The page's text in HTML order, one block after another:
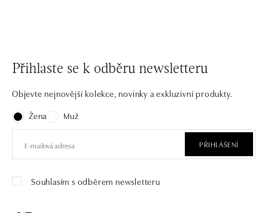
Přihlaste se k odběru newsletteru
Objevte nejnovější kolekce, novinky a exkluzivní produkty.
Žena
Muž
PŘIHLÁŠENÍ
Souhlasím s odběrem newsletteru